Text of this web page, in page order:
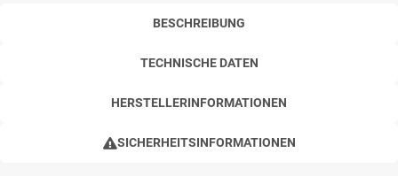
BESCHREIBUNG
TECHNISCHE DATEN
HERSTELLERINFORMATIONEN
SICHERHEITSINFORMATIONEN